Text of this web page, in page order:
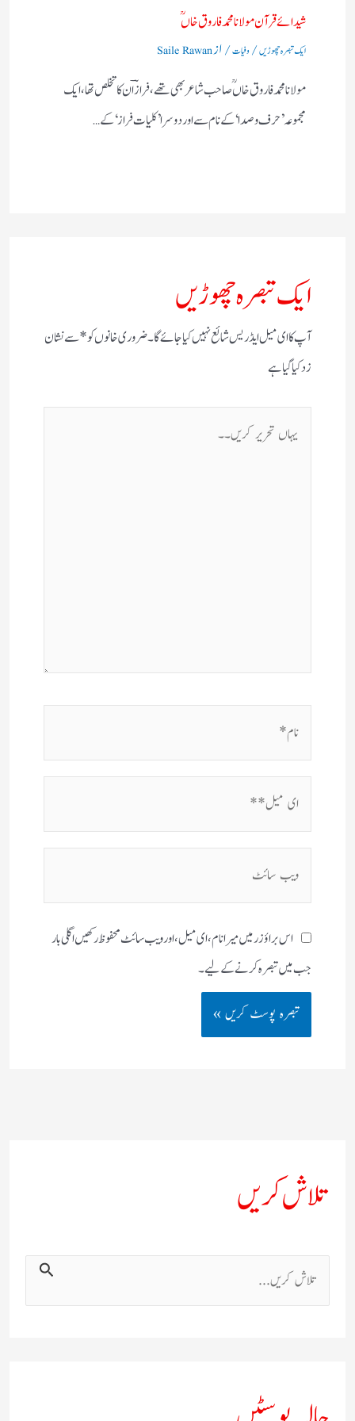
شیدائے قرآن مولانا محمد فاروق خاں ؒ
ایک تبصرہ چھوڑیں/ وفیات/ ازSaile Rawan
مولانا محمد فاروق خاں ؒ صاحب شاعر بھی تھے،فرازؔ ان کا تخلص تھا،ایک
مجموعہ ’حرف و صدا‘ کے نام سے اور دوسرا ’کلیات فراز‘ کے…
ایک تبصرہ چھوڑیں
آپ کا ای میل ایڈریس شائع نہیں کیا جائے گا۔ضروری خانوں کو*سے نشان
زد کیا گیا ہے
یہاں
تحریر
اس براؤزر میں میرا نام، ای میل، اور ویب سائٹ محفوظ رکھیں اگلی بار
جب میں تبصرہ کرنے کےلیے۔
تلاش کریں
ل